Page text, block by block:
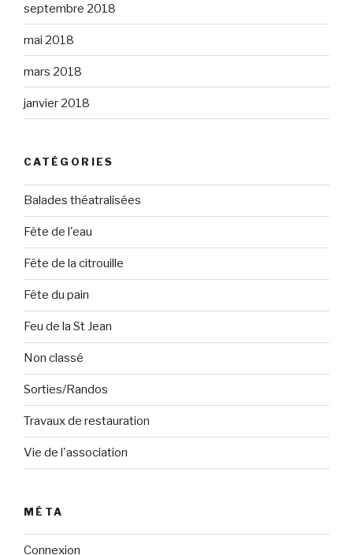
septembre 2018
mai 2018
mars 2018
janvier 2018
CATÉGORIES
Balades théatralisées
Fête de l'eau
Fête de la citrouille
Fête du pain
Feu de la St Jean
Non classé
Sorties/Randos
Travaux de restauration
Vie de l'association
MÉTA
Connexion